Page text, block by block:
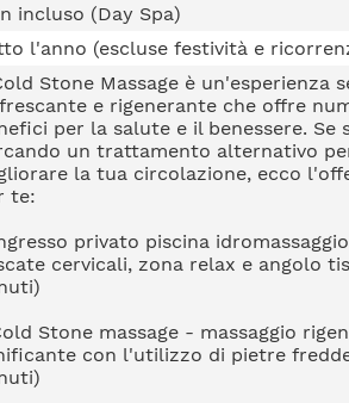
incluso (Day Spa)
l'anno (escluse festività e
Stone Massage è un'esperienza
e rigenerante che offre
per la salute e il benessere. Se
un trattamento alternativo
la tua circolazione, ecco
te:
privato piscina
cervicali, zona relax e angolo
Stone massage - massaggio
con l'utilizzo di pietre